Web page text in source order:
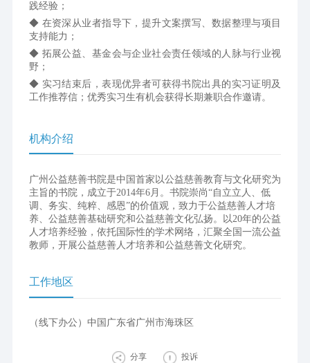
践经验；
◆ 在资深从业者指导下，提升文案撰写、数据整理与项目
支持能力；
◆ 拓展公益、基金会与企业社会责任领域的人脉与行业视
野；
◆ 实习结束后，表现优异者可获得书院出具的实习证明及
工作推荐信；优秀实习生有机会获得长期兼职合作邀请。
机构介绍
广州公益慈善书院是中国首家以公益慈善教育与文化研究为
主旨的书院，成立于2014年6月。书院崇尚“自立立人、低
调、务实、纯粹、感恩”的价值观，致力于公益慈善人才培
养、公益慈善基础研究和公益慈善文化弘扬。以20年的公益
人才培养经验，依托国际性的学术网络，汇聚全国一流公益
教师，开展公益慈善人才培养和公益慈善文化研究。
工作地区
（线下办公）中国广东省广州市海珠区
分享 投诉